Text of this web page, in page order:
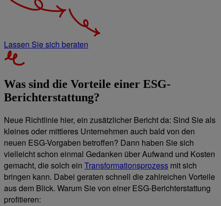
Lassen Sie sich beraten
Was sind die Vorteile einer ESG-
Berichterstattung?
Neue Richtlinie hier, ein zusätzlicher Bericht da: Sind Sie als
kleines oder mittleres Unternehmen auch bald von den
neuen ESG-Vorgaben betroffen? Dann haben Sie sich
vielleicht schon einmal Gedanken über Aufwand und Kosten
gemacht, die solch ein Transformationsprozess mit sich
bringen kann. Dabei geraten schnell die zahlreichen Vorteile
aus dem Blick. Warum Sie von einer ESG-Berichterstattung
profitieren: